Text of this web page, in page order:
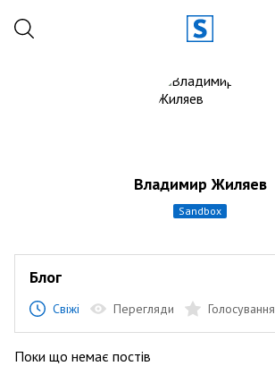
Владимир Жиляев
sandbox
Блог
Свіжі Перегляди Голосування
Поки що немає постів